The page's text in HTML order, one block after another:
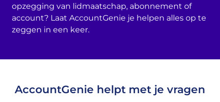
opzegging van lidmaatschap, abonnement of
account? Laat AccountGenie je helpen alles op te
zeggen in een keer.
AccountGenie helpt met je vragen